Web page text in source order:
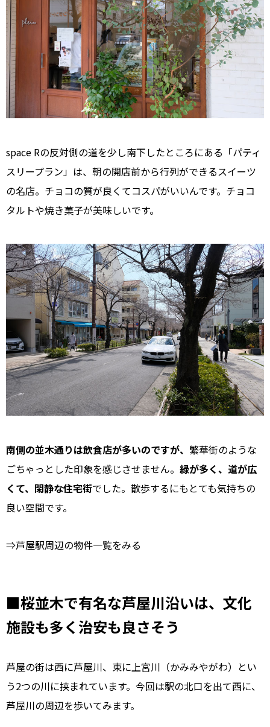
space Rの反対側の道を少し南下したところにある「パティ
スリープラン」は、朝の開店前から行列ができるスイーツ
の名店。チョコの質が良くてコスパがいいんです。チョコ
タルトや焼き菓子が美味しいです。
南側の並木通りは飲食店が多いのですが、 繁華街のような
ごちゃっとした印象を感じさせません。 緑が多く、道が広
くて、閑静な住宅街でした。散歩するにもとても気持ちの
良い空間です。
⇒芦屋駅周辺の物件一覧をみる
■桜並木で有名な芦屋川沿いは、文化
施設も多く治安も良さそう
芦屋の街は西に芦屋川、東に上宮川（かみみやがわ）とい
う2つの川に挟まれています。今回は駅の北口を出て西に、
芦屋川の周辺を歩いてみます。